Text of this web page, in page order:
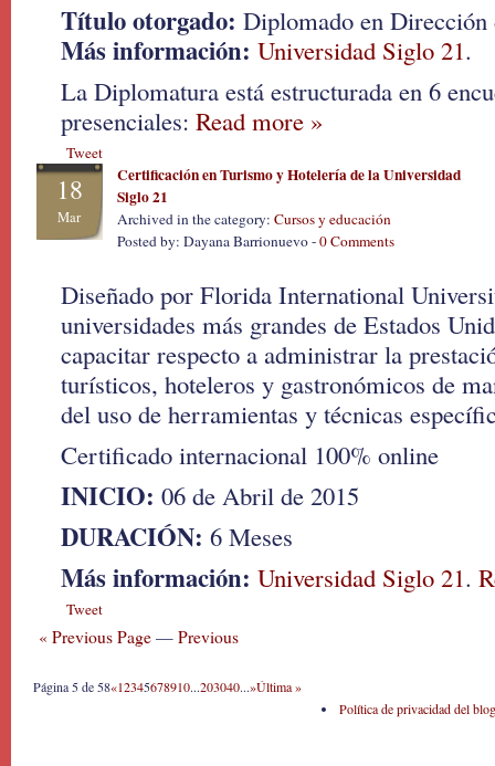
Título otorgado: Diplomado en Dirección
Más información: Universidad Siglo 21.
La Diplomatura está estructurada en 6
presenciales: Read more »
Tweet
18
Mar
Certificación en Turismo y Hotelería de la Universidad
Siglo 21
Archived in the category: Cursos y educación
Posted by: Dayana Barrionuevo -0 Comments
Diseñado por Florida International
universidades más grandes de Estados
capacitar respecto a administrar la
turísticos, hoteleros y gastronómicos de
del uso de herramientas y técnicas
Certificado internacional 100% online
INICIO: 06 de Abril de 2015
DURACIÓN: 6 Meses
Más información: Universidad Siglo 21.
Tweet
« Previous Page — Previous
Página 5 de 58«12345678910...203040...»Última »
Política de privacidad del